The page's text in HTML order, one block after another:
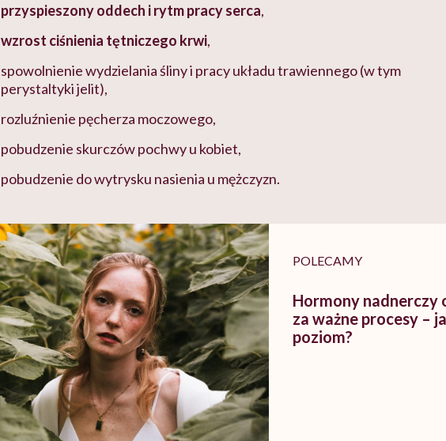
przyspieszony oddech i rytm pracy serca,
wzrost ciśnienia tętniczego krwi,
spowolnienie wydzielania śliny i pracy układu trawiennego (w tym
perystaltyki jelit),
rozluźnienie pęcherza moczowego,
pobudzenie skurczów pochwy u kobiet,
pobudzenie do wytrysku nasienia u mężczyzn.
POLECAMY
Hormony nadnerczy
za ważne procesy –
poziom?